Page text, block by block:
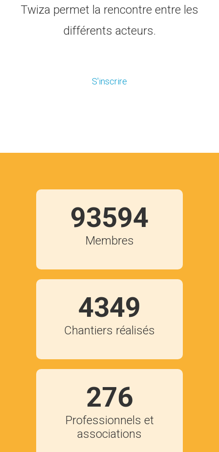
Twiza permet la rencontre entre les
différents acteurs.
S'inscrire
93594
Membres
4349
Chantiers réalisés
276
Professionnels et
associations